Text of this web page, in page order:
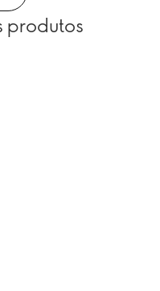
produtos